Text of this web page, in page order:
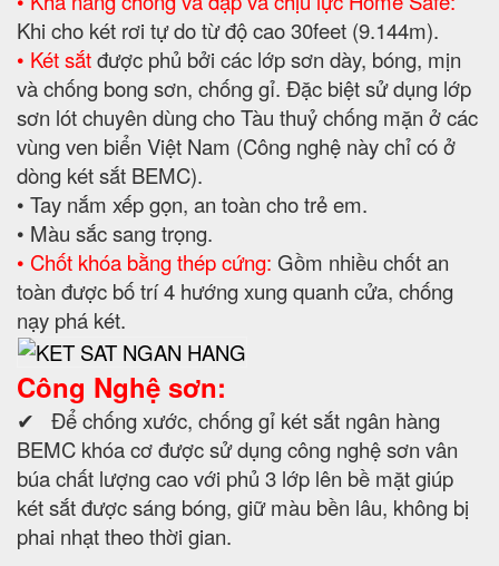
Khi cho két rơi tự do từ độ cao 30feet (9.144m).
• Két sắtđược phủ bởi các lớp sơn dày, bóng, mịn
và chống bong sơn, chống gỉ. Đặc biệt sử dụng lớp
sơn lót chuyên dùng cho Tàu thuỷ chống mặn ở các
vùng ven biển Việt Nam (Công nghệ này chỉ có ở
dòng két sắt BEMC).
• Tay nắm xếp gọn, an toàn cho trẻ em.
• Màu sắc sang trọng.
• Chốt khóa bằng thép cứng: Gồm nhiều chốt an
toàn được bố trí 4 hướng xung quanh cửa, chống
nạy phá két.
Công Nghệ sơn:
✔ Để chống xước, chống gỉ két sắt ngân hàng
BEMC khóa cơ được sử dụng công nghệ sơn vân
búa chất lượng cao với phủ 3 lớp lên bề mặt giúp
két sắt được sáng bóng, giữ màu bền lâu, không bị
phai nhạt theo thời gian.